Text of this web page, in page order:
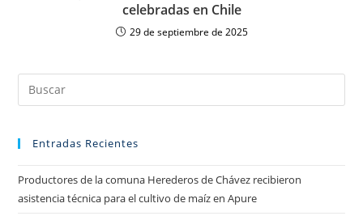
celebradas en Chile
29 de septiembre de 2025
Entradas Recientes
Productores de la comuna Herederos de Chávez recibieron
asistencia técnica para el cultivo de maíz en Apure